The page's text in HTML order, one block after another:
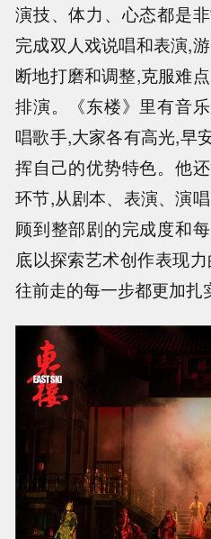
演技、体力、心态都是
完成双人戏说唱和表演,
断地打磨和调整,克服难
排演。《东楼》里有音
唱歌手,大家各有高光,早
挥自己的优势特色。他
环节,从剧本、表演、演
顾到整部剧的完成度和
底以探索艺术创作表现
往前走的每一步都更加扎